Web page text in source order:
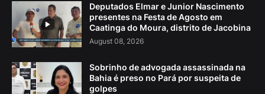
Deputados Elmar e Junior Nascimento
presentes na Festa de Agosto em
Caatinga do Moura, distrito de Jacobina
August 08, 2026
Sobrinho de advogada assassinada na
Bahia é preso no Pará por suspeita de
golpes